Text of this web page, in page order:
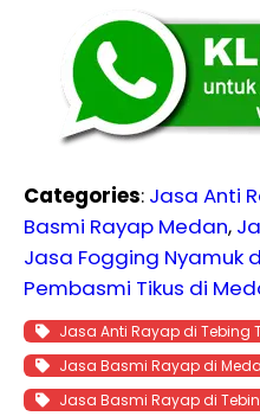
Categories: Jasa Anti
Basmi Rayap Medan,
Jasa Fogging Nyamuk
Pembasmi Tikus di
Jasa Anti Rayap di Tebing
Jasa Basmi Rayap di
Jasa Basmi Rayap di